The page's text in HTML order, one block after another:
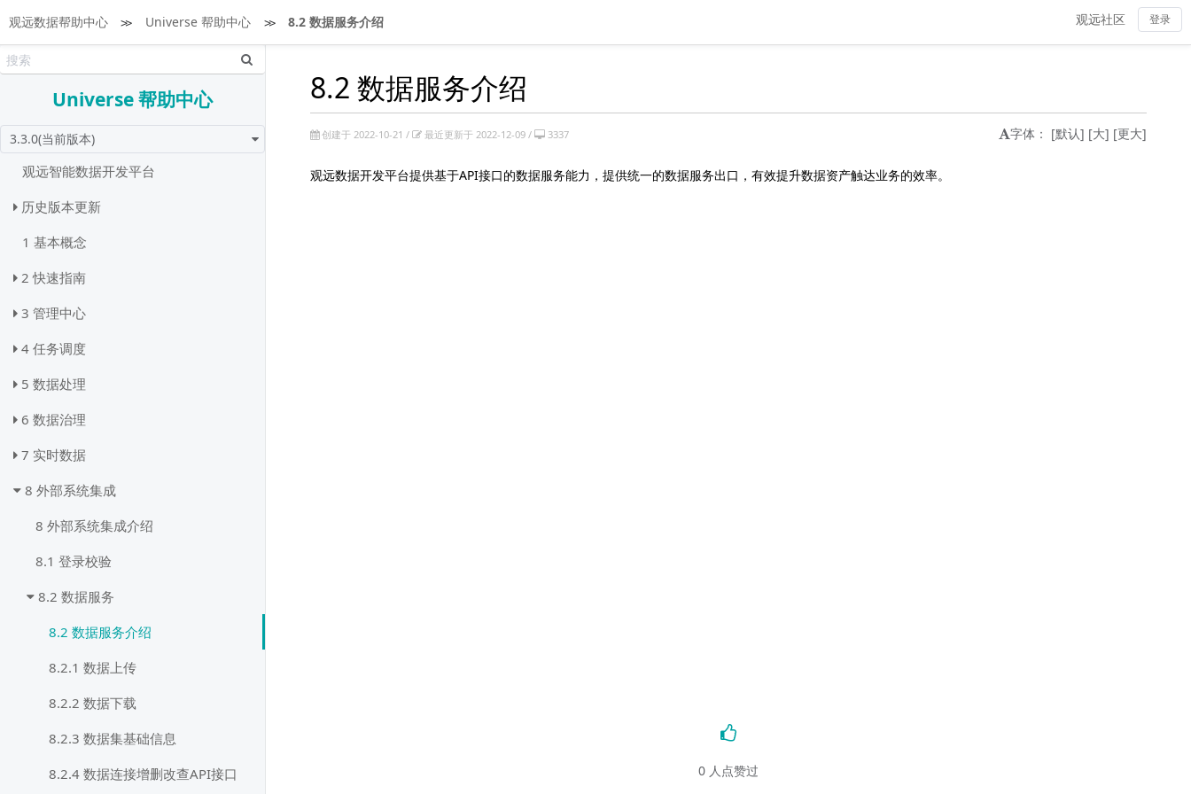
观远数据帮助中心 ≫ Universe 帮助中心 ≫ 8.2 数据服务介绍 登录
观远社区
Universe 帮助中心
3.3.0(当前版本)
观远智能数据开发平台
历史版本更新
1 基本概念
2 快速指南
3 管理中心
4 任务调度
5 数据处理
6 数据治理
7 实时数据
8 外部系统集成
8 外部系统集成介绍
8.1 登录校验
8.2 数据服务
8.2 数据服务介绍
8.2.1 数据上传
8.2.2 数据下载
8.2.3 数据集基础信息
8.2.4 数据连接增删改查API接口
8.2 数据服务介绍
创建于 2022-10-21 / 最近更新于 2022-12-09 / 3337 字体： [默认] [大] [更大]
观远数据开发平台提供基于API接口的数据服务能力，提供统一的数据服务出口，有效提升数据资产触达业务的效率。
0 人点赞过